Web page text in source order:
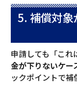
5. 補償対象
申請しても「こ
金が下りないケー
ックポイントで補